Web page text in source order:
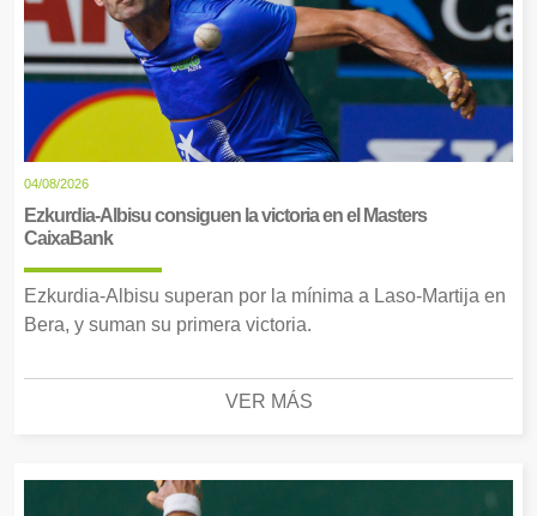
04/08/2026
Ezkurdia-Albisu consiguen la victoria en el Masters
CaixaBank
Ezkurdia-Albisu superan por la mínima a Laso-Martija en
Bera, y suman su primera victoria.
VER MÁS